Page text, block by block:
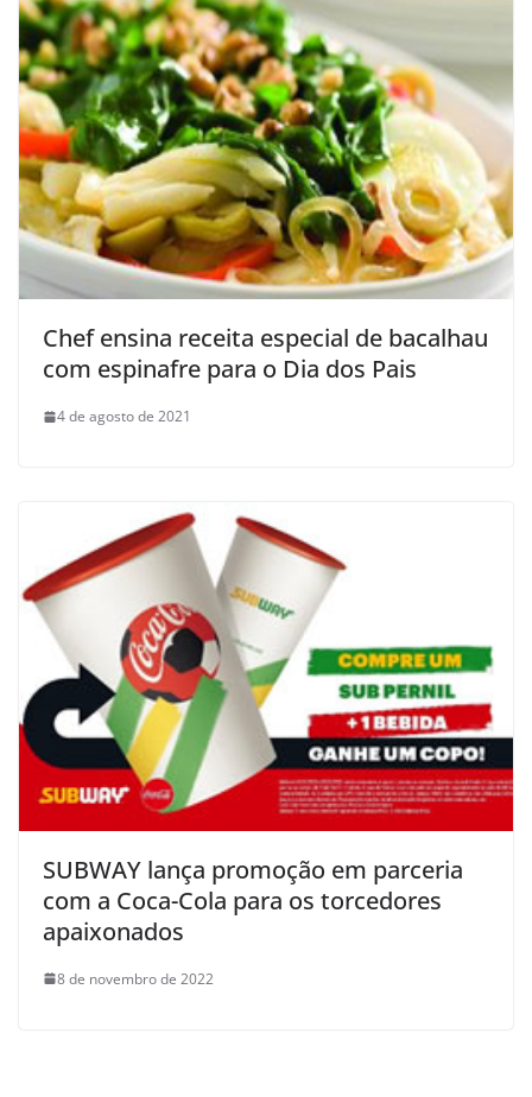
Chef ensina receita especial de bacalhau
com espinafre para o Dia dos Pais
4 de agosto de 2021
SUBWAY lança promoção em parceria
com a Coca-Cola para os torcedores
apaixonados
8 de novembro de 2022